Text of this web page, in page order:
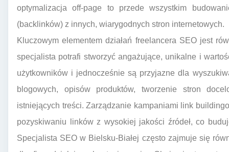
optymalizacja off-page to przede wszystkim
(backlinków) z innych, wiarygodnych stron internetowych.
Kluczowym elementem działań freelancera SEO jest
specjalista potrafi stworzyć angażujące, unikalne i
użytkowników i jednocześnie są przyjazne dla
blogowych, opisów produktów, tworzenie stron
istniejących treści. Zarządzanie kampaniami link
pozyskiwaniu linków z wysokiej jakości źródeł, co
Specjalista SEO w Bielsku-Białej często zajmuje się